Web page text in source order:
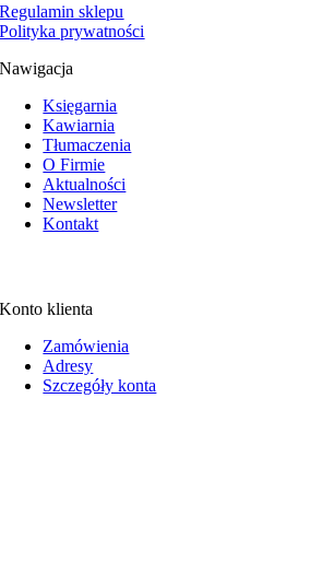
Regulamin sklepu
Polityka prywatności
Nawigacja
Księgarnia
Kawiarnia
Tłumaczenia
O Firmie
Aktualności
Newsletter
Kontakt
Konto klienta
Zamówienia
Adresy
Szczegóły konta